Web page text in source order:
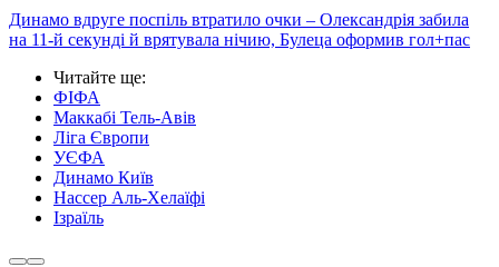
Динамо вдруге поспіль втратило очки – Олександрія забила
на 11-й секунді й врятувала нічию, Булеца оформив гол+пас
Читайте ще:
ФІФА
Маккабі Тель-Авів
Ліга Європи
УЄФА
Динамо Київ
Нассер Аль-Хелаїфі
Ізраїль